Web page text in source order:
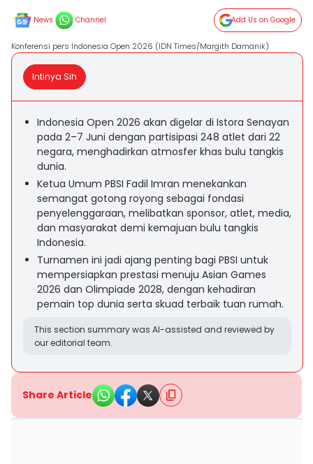
News Channel Add Us on Google
Konferensi pers Indonesia Open 2026 (IDN Times/Margith Damanik)
Intinya Sih
Indonesia Open 2026 akan digelar di Istora Senayan
pada 2–7 Juni dengan partisipasi 248 atlet dari 22
negara, menghadirkan atmosfer khas bulu tangkis
dunia.
Ketua Umum PBSI Fadil Imran menekankan
semangat gotong royong sebagai fondasi
penyelenggaraan, melibatkan sponsor, atlet, media,
dan masyarakat demi kemajuan bulu tangkis
Indonesia.
Turnamen ini jadi ajang penting bagi PBSI untuk
mempersiapkan prestasi menuju Asian Games
2026 dan Olimpiade 2028, dengan kehadiran
pemain top dunia serta skuad terbaik tuan rumah.
This section summary was AI-assisted and reviewed by
our editorial team.
Share Article